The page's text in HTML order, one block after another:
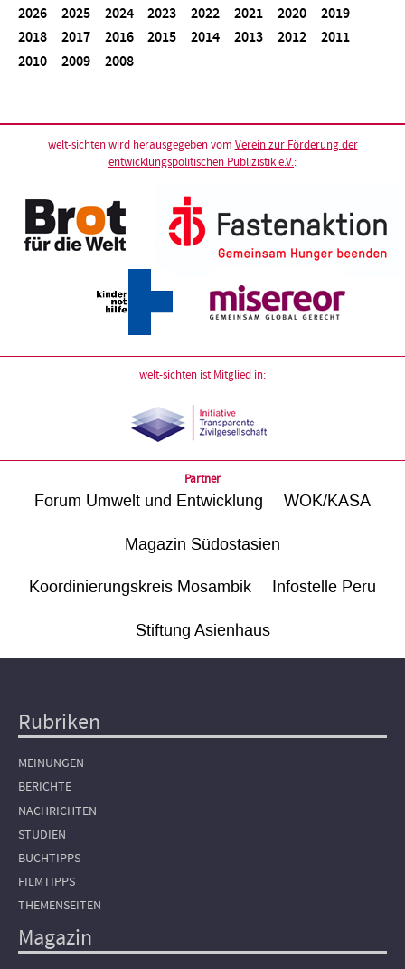
2026 2025 2024 2023 2022 2021 2020
2019
2018
2017 2016 2015 2014 2013 2012
2011
2010
2009 2008
welt-sichten wird herausgegeben vom Verein zur Förderung der
entwicklungspolitischen Publizistik e.V.:
welt-sichten ist Mitglied in:
Partner
Forum Umwelt und Entwicklung WÖK/KASA
Magazin Südostasien
Koordinierungskreis Mosambik Infostelle Peru
Stiftung Asienhaus
Hauptnavigation
Rubriken
MEINUNGEN
BERICHTE
NACHRICHTEN
STUDIEN
BUCHTIPPS
FILMTIPPS
THEMENSEITEN
Magazin